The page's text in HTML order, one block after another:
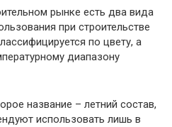
рынке есть два вида
при строительстве
по цвету, а
диапазону
название – летний состав,
использовать лишь в